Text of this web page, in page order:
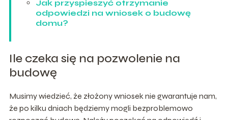
Jak przyspieszyć otrzymanie
odpowiedzi na wniosek o budowę
domu?
Ile czeka się na pozwolenie na
budowę
Musimy wiedzieć, że złożony wniosek nie gwarantuje nam,
że po kilku dniach będziemy mogli bezproblemowo